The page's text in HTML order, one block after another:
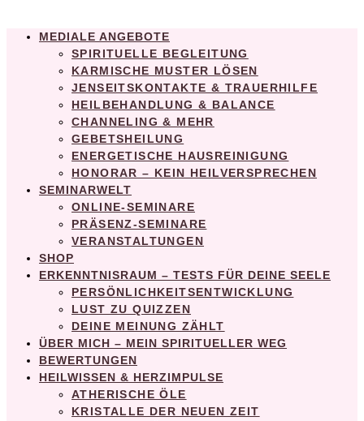
MEDIALE ANGEBOTE
SPIRITUELLE BEGLEITUNG
KARMISCHE MUSTER LÖSEN
JENSEITSKONTAKTE & TRAUERHILFE
HEILBEHANDLUNG & BALANCE
CHANNELING & MEHR
GEBETSHEILUNG
ENERGETISCHE HAUSREINIGUNG
HONORAR – KEIN HEILVERSPRECHEN
SEMINARWELT
ONLINE-SEMINARE
PRÄSENZ-SEMINARE
VERANSTALTUNGEN
SHOP
ERKENNTNISRAUM – TESTS FÜR DEINE SEELE
PERSÖNLICHKEITSENTWICKLUNG
LUST ZU QUIZZEN
DEINE MEINUNG ZÄHLT
ÜBER MICH – MEIN SPIRITUELLER WEG
BEWERTUNGEN
HEILWISSEN & HERZIMPULSE
ATHERISCHE ÖLE
KRISTALLE DER NEUEN ZEIT